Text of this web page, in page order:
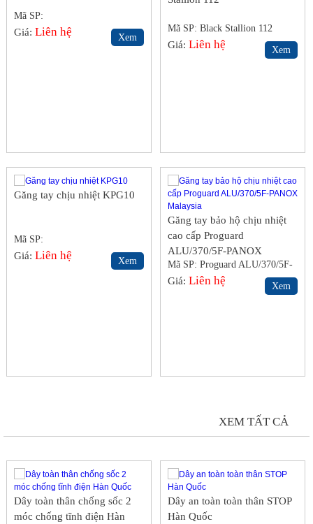
Mã SP:
Giá:Liên hệ Xem
Mã SP: Black Stallion 112
Giá:Liên hệ Xem
Găng tay chịu nhiệt KPG10
Mã SP:
Giá:Liên hệ Xem
Găng tay bảo hộ chịu nhiệt
cao cấp Proguard
ALU/370/5F-PANOX
Malaysia
Mã SP: Proguard ALU/370/5F-
PANOX Malaysia
Giá:Liên hệ Xem
XEM TẤT CẢ
Dây toàn thân chống sốc 2
móc chống tĩnh điện Hàn
Dây an toàn toàn thân STOP
Hàn Quốc